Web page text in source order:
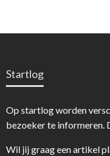
Startlog
Op startlog worden
bezoeker te informeren.
Wil jij graag een artikel